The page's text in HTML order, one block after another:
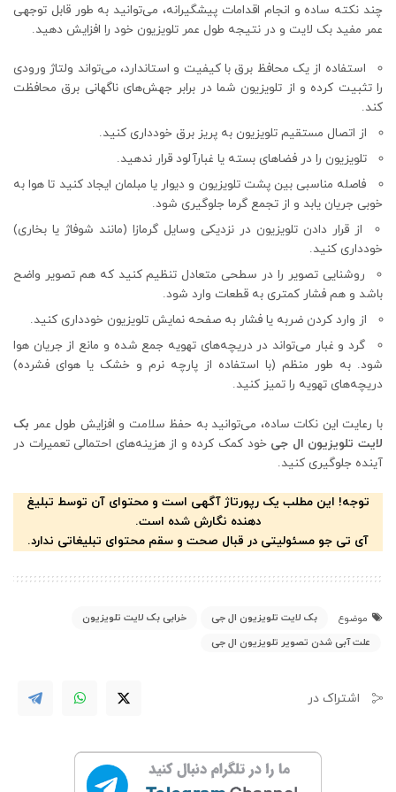
چند نکته ساده و انجام اقدامات پیشگیرانه، می‌توانید به طور قابل توجهی
عمر مفید بک لایت و در نتیجه طول عمر تلویزیون خود را افزایش دهید.
استفاده از یک محافظ برق با کیفیت و استاندارد، می‌تواند ولتاژ ورودی
را تثبیت کرده و از تلویزیون شما در برابر جهش‌های ناگهانی برق محافظت
کند.
از اتصال مستقیم تلویزیون به پریز برق خودداری کنید.
تلویزیون را در فضاهای بسته یا غبارآلود قرار ندهید.
فاصله مناسبی بین پشت تلویزیون و دیوار یا مبلمان ایجاد کنید تا هوا به
خوبی جریان یابد و از تجمع گرما جلوگیری شود.
از قرار دادن تلویزیون در نزدیکی وسایل گرمازا (مانند شوفاژ یا بخاری)
خودداری کنید.
روشنایی تصویر را در سطحی متعادل تنظیم کنید که هم تصویر واضح
باشد و هم فشار کمتری به قطعات وارد شود.
از وارد کردن ضربه یا فشار به صفحه نمایش تلویزیون خودداری کنید.
گرد و غبار می‌تواند در دریچه‌های تهویه جمع شده و مانع از جریان هوا
شود. به طور منظم (با استفاده از پارچه نرم و خشک یا هوای فشرده)
دریچه‌های تهویه را تمیز کنید.
با رعایت این نکات ساده، می‌توانید به حفظ سلامت و افزایش طول عمر بک
لایت تلویزیون ال جی خود کمک کرده و از هزینه‌های احتمالی تعمیرات در
آینده جلوگیری کنید.
توجه! این مطلب یک رپورتاژ آگهی است و محتوای آن توسط تبلیغ
دهنده نگارش شده است.
آی تی جو مسئولیتی در قبال صحت و سقم محتوای تبلیغاتی ندارد.
موضوع بک لایت تلویزیون ال جی
خرابی بک لایت تلویزیون
علت آبی شدن تصویر تلویزیون ال جی
اشتراک در